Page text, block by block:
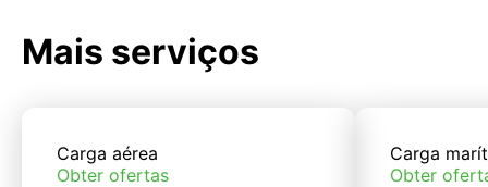
Mais serviços
Carga aérea
Obter ofertas
Carga
Obter